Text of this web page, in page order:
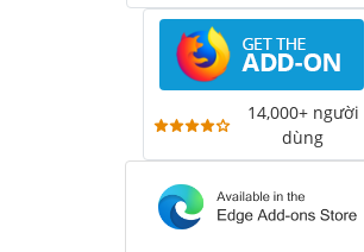
14,000+ người
dùng